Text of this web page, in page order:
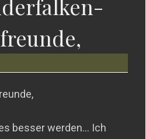
besser werden… Ich